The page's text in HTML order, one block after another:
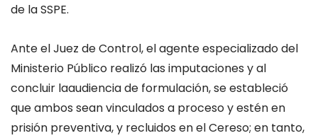
de la SSPE.
Ante el Juez de Control, el agente especializado del
Ministerio Público realizó las imputaciones y al
concluir laaudiencia de formulación, seestableció
que ambos sean vinculados a proceso y estén en
prisión preventiva, y recluidos en elCereso; en tanto,